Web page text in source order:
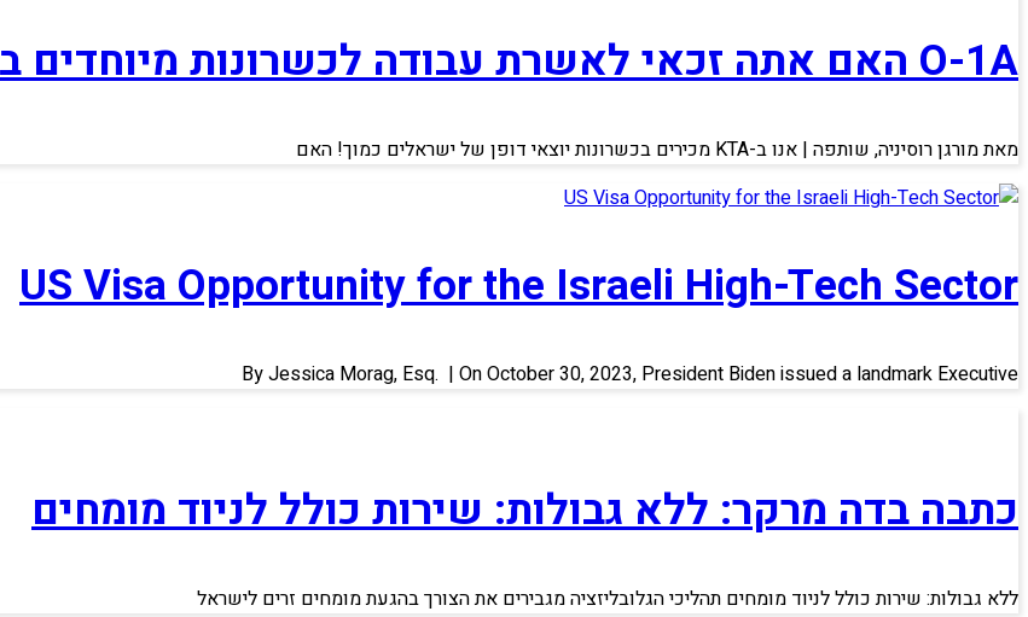
O-1A האם אתה זכאי לאשרת עבודה לכשרונות מיוחדים בארה"ב: ויזת
מאת מורגן רוסיניה, שותפה | אנו ב-KTA מכירים בכשרונות יוצאי דופן של ישראלים כמוך! האם
US Visa Opportunity for the Israeli High-Tech Sector
By Jessica Morag, Esq. | On October 30, 2023, President Biden issued a landmark Executive
כתבה בדה מרקר: ללא גבולות: שירות כולל לניוד מומחים
ללא גבולות: שירות כולל לניוד מומחים תהליכי הגלובליזציה מגבירים את הצורך בהגעת מומחים זרים לישראל